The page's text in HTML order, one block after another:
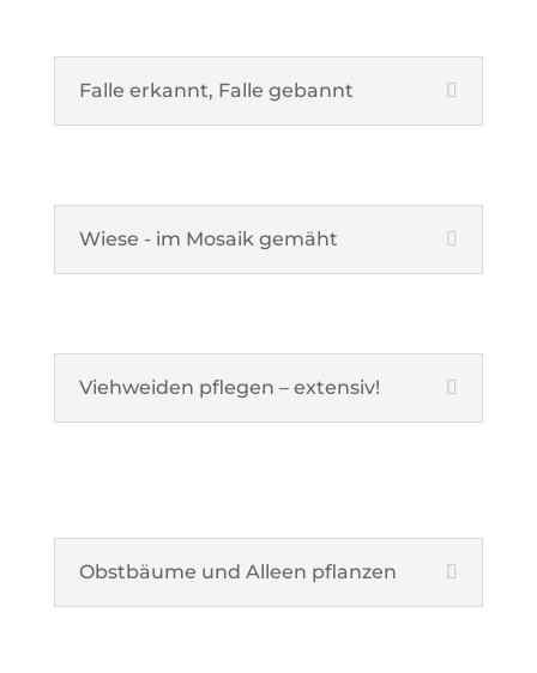
Falle erkannt, Falle gebannt
Wiese - im Mosaik gemäht
Viehweiden pflegen – extensiv!
Obstbäume und Alleen pflanzen